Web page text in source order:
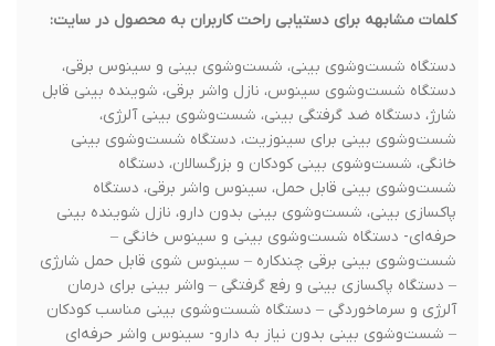
کلمات مشابهه برای دستیابی راحت کاربران به محصول در سایت:
دستگاه شست‌وشوی بینی، شست‌وشوی بینی و سینوس برقی،
دستگاه شست‌وشوی سینوس، نازل واشر برقی، شوینده بینی قابل
شارژ، دستگاه ضد گرفتگی بینی، شست‌وشوی بینی آلرژی،
شست‌وشوی بینی برای سینوزیت، دستگاه شست‌وشوی بینی
خانگی، شست‌وشوی بینی کودکان و بزرگسالان، دستگاه
شست‌وشوی بینی قابل حمل، سینوس واشر برقی، دستگاه
پاکسازی بینی، شست‌وشوی بینی بدون دارو، نازل شوینده بینی
حرفه‌ای- دستگاه شست‌وشوی بینی و سینوس خانگی –
شست‌وشوی بینی برقی چندکاره – سینوس شوی قابل حمل شارژی
– دستگاه پاکسازی بینی و رفع گرفتگی – واشر بینی برای درمان
آلرژی و سرماخوردگی – دستگاه شست‌وشوی بینی مناسب کودکان
– شست‌وشوی بینی بدون نیاز به دارو- سینوس واشر حرفه‌ای